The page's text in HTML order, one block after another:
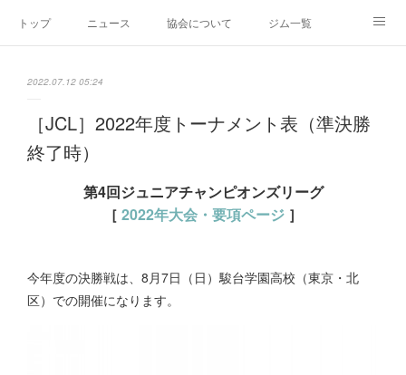
トップ ニュース 協会について ジム一覧
2022.07.12 05:24
［JCL］2022年度トーナメント表（準決勝
終了時）
第4回ジュニアチャンピオンズリーグ
［ 2022年大会・要項ページ ］
今年度の決勝戦は、8月7日（日）駿台学園高校（東京・北
区）での開催になります。